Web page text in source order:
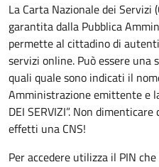
La Carta Nazionale dei Servizi
garantita dalla Pubblica
permette al cittadino di
servizi online. Può essere una
quali quale sono indicati il
Amministrazione emittente e
DEI SERVIZI”. Non
effetti una CNS!
Per accedere utilizza il PIN